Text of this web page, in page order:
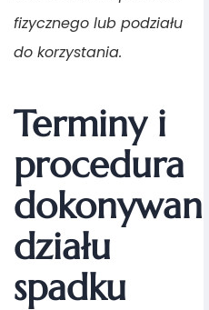
fizycznego lub podziału
do korzystania.
Terminy i
procedura
dokonywania
działu
spadku